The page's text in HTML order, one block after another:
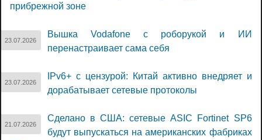
прибрежной зоне
23.07.2026
Вышка Vodafone с роборукой и ИИ
перенастраивает сама себя
23.07.2026
IPv6+ с цензурой: Китай активно внедряет и
дорабатывает сетевые протоколы
21.07.2026
Сделано в США: сетевые ASIC Fortinet SP6
будут выпускаться на американских фабриках